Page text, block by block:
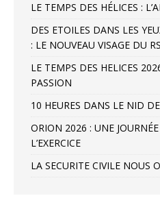
LE TEMPS DES HÉLICES :
DES ETOILES DANS LES
: LE NOUVEAU VISAGE DU
LE TEMPS DES HELICES
PASSION
10 HEURES DANS LE NID
ORION 2026 : UNE
L’EXERCICE
LA SECURITE CIVILE NOUS